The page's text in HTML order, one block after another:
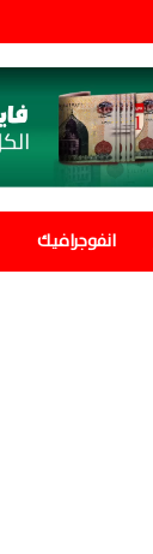
انفوجرافيك